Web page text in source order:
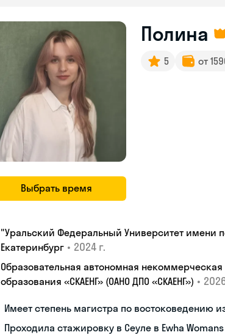
Выбрать время
Полина
5 от
"Уральский Федеральный Университет имени
Екатеринбург • 2024 г.
Образовательная автономная
образования «СКАЕНГ» (ОАНО ДПО «СКАЕНГ») •
Имеет степень магистра по востоковедению
Проходила стажировку в Сеуле в Ewha